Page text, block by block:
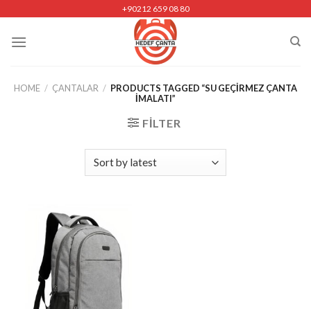
content
+90212 659 08 80
HOME / ÇANTALAR / PRODUCTS TAGGED “SU GEÇIRMEZ ÇANTA
IMALATI”
FILTER